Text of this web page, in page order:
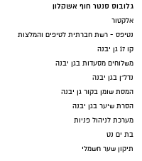
גלובוס סנטר חוף אשקלון
אלקטור
נטיפס - רשת חברתית לטיפים והמלצות
קו 17 גן יבנה
משלוחים מסעדות בגן יבנה
נדל"ן בגן יבנה
המסת שומן בקור גן יבנה
הסרת שיער בגן יבנה
מערכת לניהול פניות
בת ים נט
תיקון שער חשמלי